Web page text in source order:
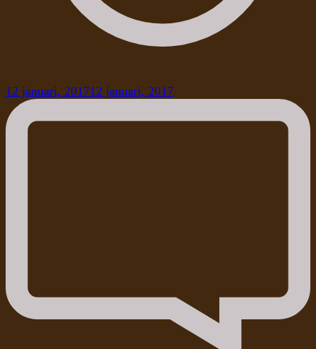
12 januari, 201712 januari, 2017